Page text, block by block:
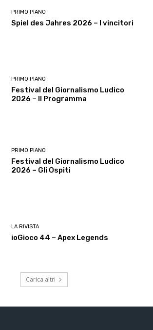
PRIMO PIANO
Spiel des Jahres 2026 – I vincitori
PRIMO PIANO
Festival del Giornalismo Ludico
2026 – Il Programma
PRIMO PIANO
Festival del Giornalismo Ludico
2026 – Gli Ospiti
LA RIVISTA
ioGioco 44 – Apex Legends
Carica altri